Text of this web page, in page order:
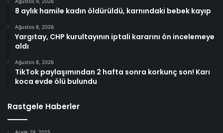
8 aylık hamile kadın öldürüldü, karnındaki bebek kayıp
Ağustos 8, 2026
Yargıtay, CHP kurultayının iptali kararını ön incelemeye
aldı
Ağustos 8, 2026
TikTok paylaşımından 2 hafta sonra korkunç son! Karı
koca evde ölü bulundu
Rastgele Haberler